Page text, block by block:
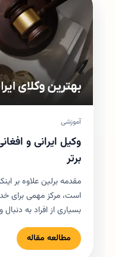
آموزشی
برتر
مقدمه برلین علاوه بر
است، مرکز مهمی برای
بسیاری از افراد به دنبال
مطالعه مقاله